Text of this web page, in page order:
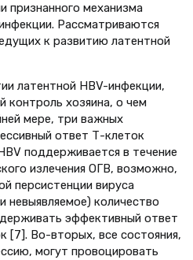
признанного механизма
Рассматриваются
к развитию латентной
латентной HBV-инфекции,
контроль хозяина, о чем
мере, три важных
ответ Т-клеток
поддерживается в течение
излечения ОГВ, возможно,
персистенции вируса
невыявляемое) количество
эффективный ответ
[7]. Во-вторых, все состояния,
могут провоцировать